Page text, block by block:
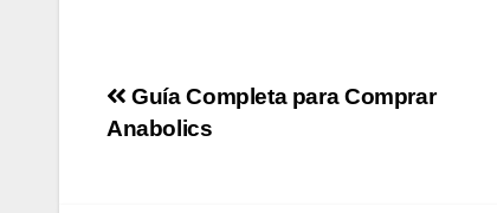
Navigation
Guía Completa para Comprar
Anabolics